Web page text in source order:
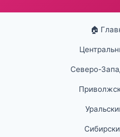
🏠
Северо-